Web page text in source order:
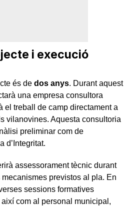
i execució
és de dos anys. Durant aquest
una empresa consultora
el treball de camp directament a
vilanovines. Aquesta consultoria
preliminar com de
d’Integritat.
assessorament tècnic durant
previstos al pla. En
sessions formatives
com al personal municipal,